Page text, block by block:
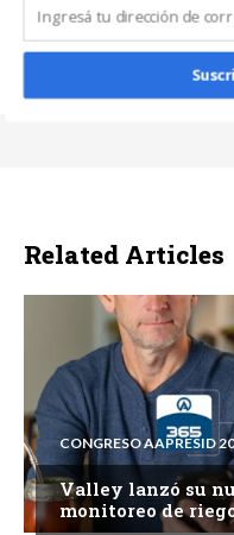
Related Articles
CONGRESO AAPRESID
Valley lanzó su
monitoreo de